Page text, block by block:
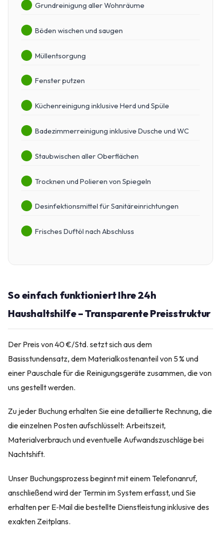
Grundreinigung aller Wohnräume
Böden wischen und saugen
Müllentsorgung
Fenster putzen
Küchenreinigung inklusive Herd und Spüle
Badezimmerreinigung inklusive Dusche und WC
Staubwischen aller Oberflächen
Trocknen und Polieren von Spiegeln
Desinfektionsmittel für Sanitäreinrichtungen
Frisches Duftöl nach Abschluss
So einfach funktioniert Ihre 24h
Haushaltshilfe – Transparente Preisstruktur
Der Preis von 40 €/Std. setzt sich aus dem
Basisstundensatz, dem Materialkostenanteil von 5 % und
einer Pauschale für die Reinigungsgeräte zusammen, die von
uns gestellt werden.
Zu jeder Buchung erhalten Sie eine detaillierte Rechnung, die
die einzelnen Posten aufschlüsselt: Arbeitszeit,
Materialverbrauch und eventuelle Aufwandszuschläge bei
Nachtshift.
Unser Buchungsprozess beginnt mit einem Telefonanruf,
anschließend wird der Termin im System erfasst, und Sie
erhalten per E‑Mail die bestellte Dienstleistung inklusive des
exakten Zeitplans.